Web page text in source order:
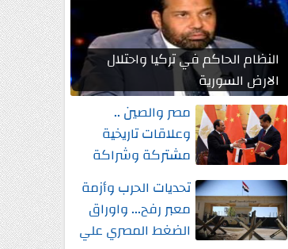
النظام الحاكم في تركيا واحتلال
الارض السورية
مصر والصين ..
وعلاقات تاريخية
مشتركة وشراكة
إستراتيجية شاملة
واستثمارات جديدةتحديات الحرب وأزمة
معبر رفح... واوراق
الضغط المصري علي